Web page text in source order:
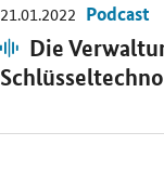
21.01.2022 Podcast
Audio:
Die